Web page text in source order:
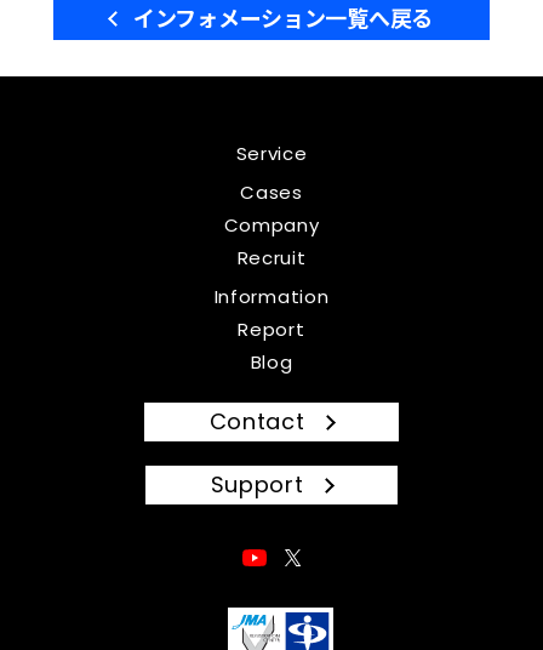
インフォメーション一覧へ戻る
Service
Cases
Company
Recruit
Information
Report
Blog
Contact
Support